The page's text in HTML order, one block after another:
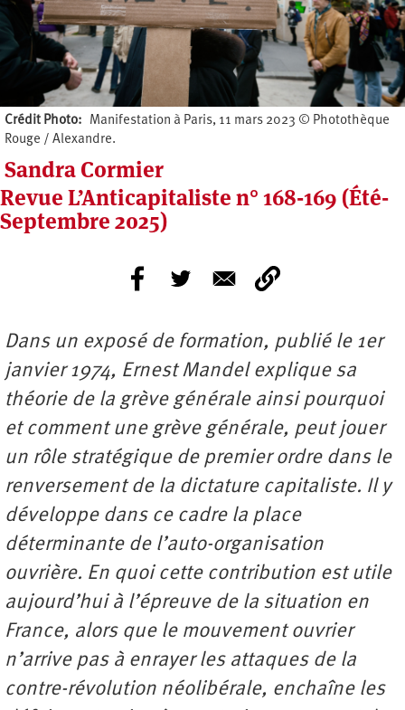
Crédit Photo
Manifestation à Paris, 11 mars 2023 © Photothèque
Rouge / Alexandre.
Sandra Cormier
Revue L’Anticapitaliste n° 168-169 (Été-
Septembre 2025)
Dans un exposé de formation, publié le 1er
janvier 1974, Ernest Mandel explique sa
théorie de la grève générale ainsi pourquoi
et comment une grève générale, peut jouer
un rôle stratégique de premier ordre dans le
renversement de la dictature capitaliste. Il y
développe dans ce cadre la place
déterminante de l’auto-organisation
ouvrière. En quoi cette contribution est utile
aujourd’hui à l’épreuve de la situation en
France, alors que le mouvement ouvrier
n’arrive pas à enrayer les attaques de la
contre-révolution néolibérale, enchaîne les